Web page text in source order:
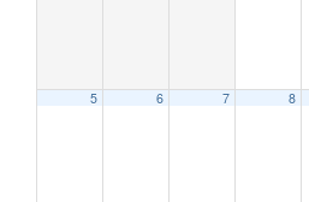
5 6 7 8